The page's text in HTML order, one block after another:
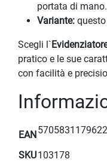
portata di mano.
Variante:
Scegli l`
pratico e le sue
con facilità e
EAN5705831179622
SKU103178